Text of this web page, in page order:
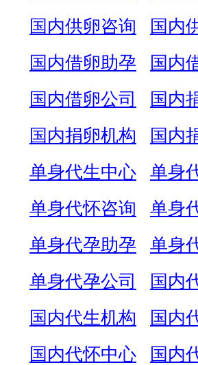
国内供卵咨询
国内
国内借卵助孕
国内
国内借卵公司
国内
国内捐卵机构
国内
单身代生中心
单身
单身代怀咨询
单身
单身代孕助孕
单身
单身代孕公司
国内
国内代生机构
国内
国内代怀中心
国内